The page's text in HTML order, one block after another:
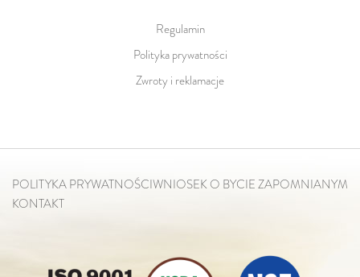
Regulamin
Polityka prywatności
Zwroty i reklamacje
POLITYKA PRYWATNOŚCIWNIOSEK O BYCIE ZAPOMNIANYM
KONTAKT